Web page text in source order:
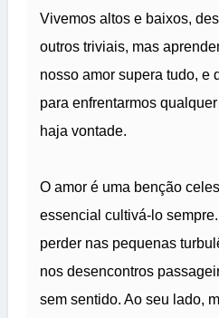
Vivemos altos e baixos,
outros triviais, mas
nosso amor supera tudo, e
para enfrentarmos
haja vontade.
O amor é uma benção
essencial cultivá-lo
perder nas pequenas
nos desencontros
sem sentido. Ao seu lado,